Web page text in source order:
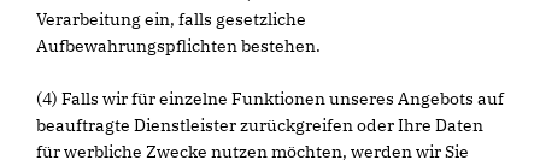
Verarbeitung ein, falls gesetzliche
Aufbewahrungspflichten bestehen.
(4) Falls wir für einzelne Funktionen unseres Angebots auf
beauftragte Dienstleister zurückgreifen oder Ihre Daten
für werbliche Zwecke nutzen möchten, werden wir Sie